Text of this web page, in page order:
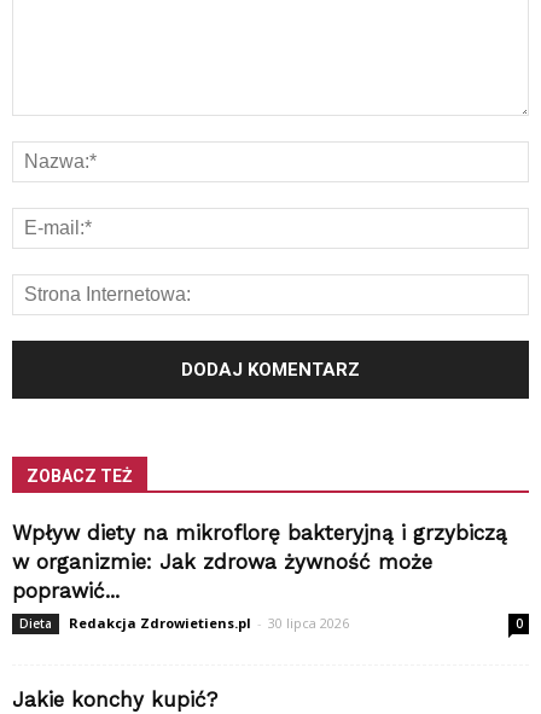
ZOBACZ TEŻ
Wpływ diety na mikroflorę bakteryjną i grzybiczą
w organizmie: Jak zdrowa żywność może
poprawić...
Dieta Redakcja Zdrowietiens.pl - 30 lipca 2026 0
Jakie konchy kupić?